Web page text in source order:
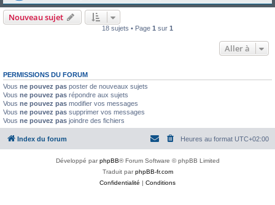
Nouveau sujet
18 sujets • Page 1 sur 1
Aller à
PERMISSIONS DU FORUM
Vous ne pouvez pas poster de nouveaux sujets
Vous ne pouvez pas répondre aux sujets
Vous ne pouvez pas modifier vos messages
Vous ne pouvez pas supprimer vos messages
Vous ne pouvez pas joindre des fichiers
Index du forum Heures au format UTC+02:00
Développé parphpBB® Forum Software © phpBB Limited
Traduit parphpBB-fr.com
Confidentialité | Conditions